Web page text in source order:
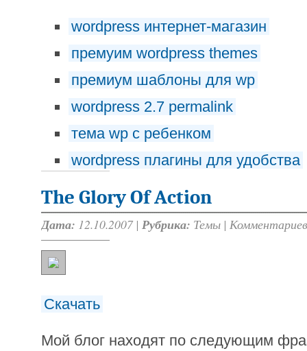
wordpress интернет-магазин
премуим wordpress themes
премиум шаблоны для wp
wordpress 2.7 permalink
тема wp с ребенком
wordpress плагины для удобства
The Glory Of Action
Дата: 12.10.2007 | Рубрика: Темы |
Скачать
Мой блог находят по следующим